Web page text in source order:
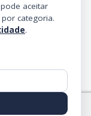
aceitar
categoria.
.